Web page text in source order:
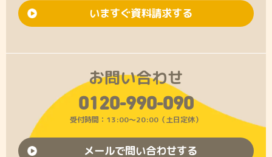
いますぐ資料請求する
お問い合わせ
0120-990-090
受付時間：13:00〜20:00（土日定休）
メールで問い合わせする